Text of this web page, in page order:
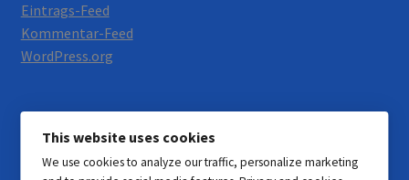
Eintrags-Feed
Kommentar-Feed
WordPress.org
© Motorrad Neumann 2026
This website uses cookies
We use cookies to analyze our traffic, personalize marketing